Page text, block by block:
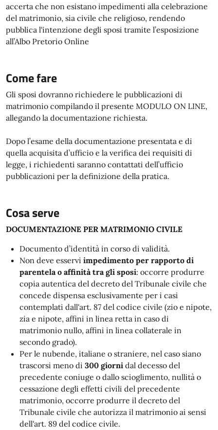
accerta che non esistano impedimenti alla celebrazione
del matrimonio, sia civile che religioso, rendendo
pubblica l'intenzione degli sposi tramite l’esposizione
all’Albo Pretorio Online
Come fare
Gli sposi dovranno richiedere le pubblicazioni di
matrimonio compilando il presente MODULO ON LINE,
allegando la documentazione richiesta.
Dopo l’esame della documentazione presentata e di
quella acquisita d’ufficio e la verifica dei requisiti di
legge, i richiedenti saranno contattati dell’ufficio
pubblicazioni per la definizione della pratica.
Cosa serve
DOCUMENTAZIONE PER MATRIMONIO CIVILE
Documento d’identità in corso di validità.
Non deve esservi impedimento per rapporto di
parentela o affinità tra gli sposi: occorre produrre
copia autentica del decreto del Tribunale civile che
concede dispensa esclusivamente per i casi
contemplati dall'art. 87 del codice civile (zio e nipote,
zia e nipote, affini in linea retta in caso di
matrimonio nullo, affini in linea collaterale in
secondo grado).
Per le nubende, italiane o straniere, nel caso siano
trascorsi meno di 300 giorni dal decesso del
precedente coniuge o dallo scioglimento, nullità o
cessazione degli effetti civili del precedente
matrimonio, occorre produrre il decreto del
Tribunale civile che autorizza il matrimonio ai sensi
dell'art. 89 del codice civile.